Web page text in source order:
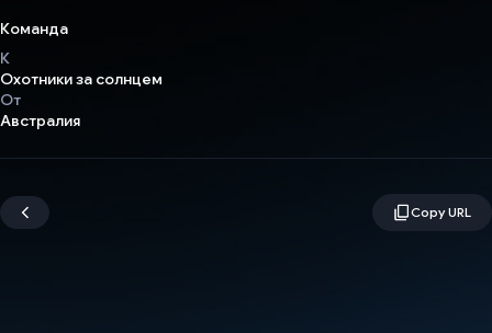
Команда
К
Охотники за солнцем
От
Австралия